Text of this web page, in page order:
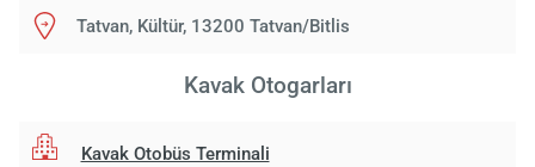
Tatvan, Kültür, 13200 Tatvan/Bitlis
Kavak Otogarları
Kavak Otobüs Terminali